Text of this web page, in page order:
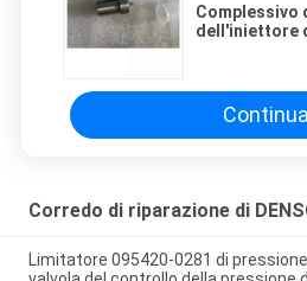
Complessivo
dell'iniettore
Continua
Corredo di riparazione di
Limitatore 095420-0281 di